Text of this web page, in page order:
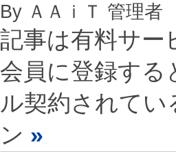
By ＡＡｉＴ 管理者
記事は有料サー
会員に登録する
ル契約されて
ン »